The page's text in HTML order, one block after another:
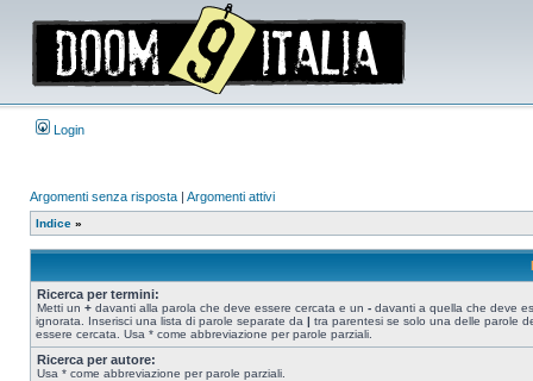
Login
Argomenti senza risposta | Argomenti attivi
Indice »
Ricerca per termini:
Metti un + davanti alla parola che deve essere cercata e un - davanti a quella che deve
ignorata. Inserisci una lista di parole separate da | tra parentesi se solo una delle parole
essere cercata. Usa * come abbreviazione per parole parziali.
Ricerca per autore:
Usa * come abbreviazione per parole parziali.